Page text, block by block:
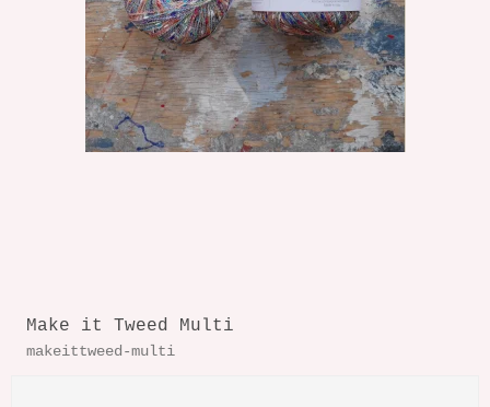
Make it Tweed Multi
makeittweed-multi